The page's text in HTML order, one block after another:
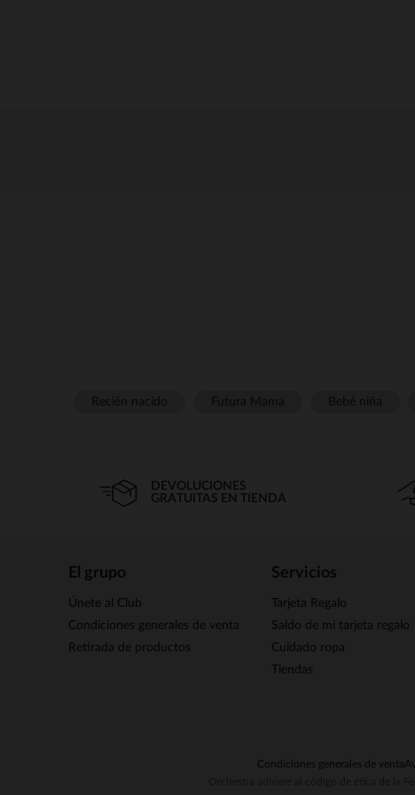
DEVOLUCIONES
GRATUITAS EN TIENDA
El grupo
Únete al Club
Condiciones generales de venta
Retirada de productos
Servicios
Tarjeta Regalo
Saldo de mi tarjeta regalo
Cuidado ropa
Tiendas
Condiciones generales de venta